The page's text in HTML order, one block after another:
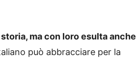
ma con loro esulta anche
può abbracciare per la